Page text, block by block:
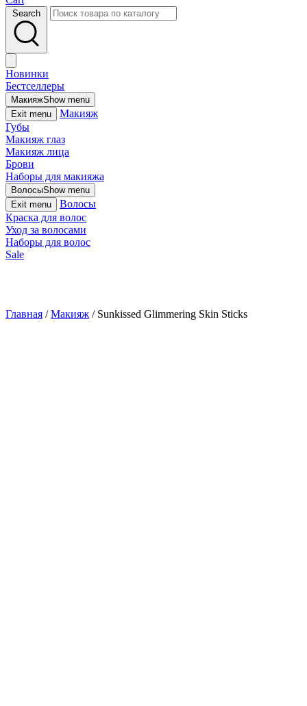
Search
Новинки
Бестселлеры
МакияжShow menu
Exit menu
Макияж
Губы
Макияж глаз
Макияж лица
Брови
Наборы для макияжа
ВолосыShow menu
Exit menu
Волосы
Краска для волос
Уход за волосами
Наборы для волос
Sale
Главная / Макияж / Sunkissed Glimmering Skin Sticks